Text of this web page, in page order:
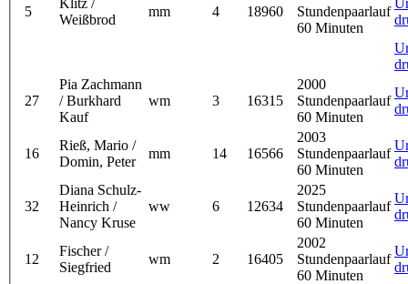
5
Weißbrod
mm 4 18960
Stundenpaarlauf
60 Minuten
27
Pia Zachmann
/ Burkhard
Kauf
wm 3 16315
2000
Stundenpaarlauf
60 Minuten
16
Rieß, Mario /
Domin, Peter
mm 14 16566
2003
Stundenpaarlauf
60 Minuten
32
Diana Schulz-
Heinrich /
Nancy Kruse
ww 6 12634
2025
Stundenpaarlauf
60 Minuten
12
Fischer /
Siegfried
wm 2 16405
2002
Stundenpaarlauf
60 Minuten